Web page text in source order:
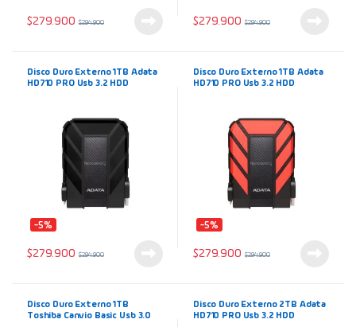
$279.900 $294.900 $279.900 $294.900
Disco Duro Externo 1TB Adata
HD710 PRO Usb 3.2 HDD
-5%
$279.900 $294.900
Disco Duro Externo 1TB Adata
HD710 PRO Usb 3.2 HDD
-5%
$279.900 $294.900
Disco Duro Externo 1TB
Toshiba Canvio Basic Usb 3.0
Disco Duro Externo 2TB Adata
HD710 PRO Usb 3.2 HDD